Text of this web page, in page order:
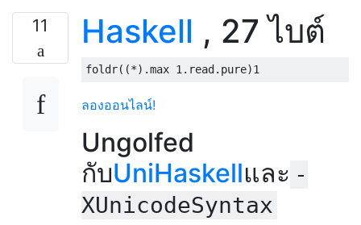
11 Haskell , 27 ไบต์
foldr((*).max 1 . read . pure)1
ลองออนไลน์!
Ungolfed
กับUniHaskellและ -
XUnicodeSyntax